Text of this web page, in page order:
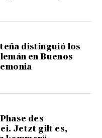
distinguió los
en Buenos
des
Jetzt gilt es,